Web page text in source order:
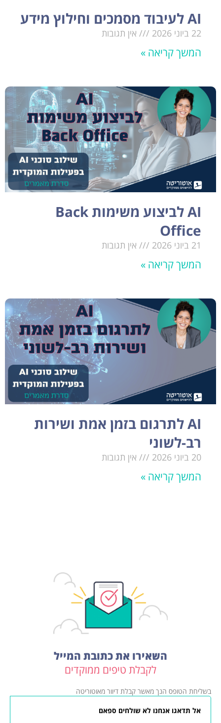
AI לעיבוד מסמכים וחילוץ מידע
22 ביוני 2026 אין תגובות
המשך קריאה »
AI לביצוע משימות Back
Office
21 ביוני 2026 אין תגובות
המשך קריאה »
AI לתרגום בזמן אמת ושירות
רב-לשוני
20 ביוני 2026 אין תגובות
המשך קריאה »
השאירו את כתובת המייל
לקבלת טיפים ממוקדים
בשליחת הטופס הנך מאשר קבלת דיוור מאוטוריטה